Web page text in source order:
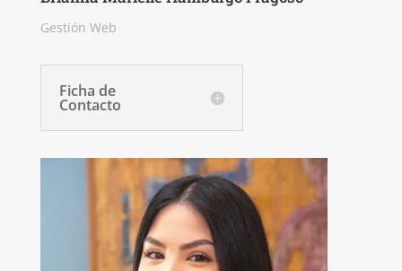
Gestión Web
Ficha de
Contacto